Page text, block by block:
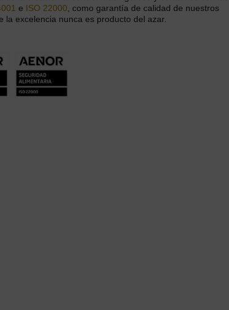
e ISO 22000 , como garantía de calidad de nuestros
la excelencia nunca es producto del azar.